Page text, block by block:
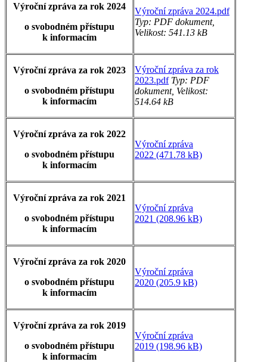
Výroční zpráva za rok 2024
o svobodném přístupu
k informacím
Výroční zpráva 2024.pdf
Typ: PDF dokument,
Velikost: 541.13 kB
Výroční zpráva za rok 2023
o svobodném přístupu
k informacím
Výroční zpráva za rok
2023.pdfTyp: PDF
dokument, Velikost:
514.64 kB
Výroční zpráva za rok 2022
o svobodném přístupu
k informacím
Výroční zpráva
2022 (471.78 kB)
Výroční zpráva za rok 2021
o svobodném přístupu
k informacím
Výroční zpráva
2021 (208.96 kB)
Výroční zpráva za rok 2020
o svobodném přístupu
k informacím
Výroční zpráva
2020 (205.9 kB)
Výroční zpráva za rok 2019
o svobodném přístupu
k informacím
Výroční zpráva
2019 (198.96 kB)